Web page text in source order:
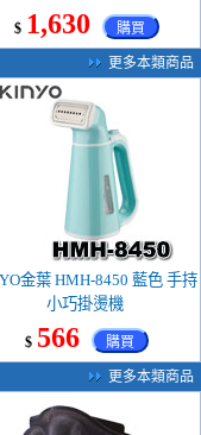
$ 1,630 購買
更多本類商品
金葉 HMH-8450 藍色 手持
小巧掛燙機
$ 566 購買
更多本類商品